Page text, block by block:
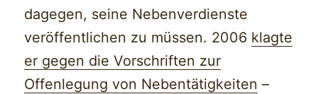
dagegen, seine Nebenverdienste
veröffentlichen zu müssen. 2006 klagte
er gegen die Vorschriften zur
Offenlegung von Nebentätigkeiten –